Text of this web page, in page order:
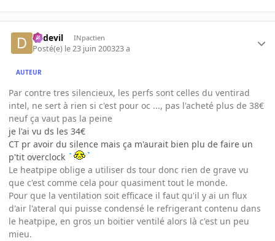
dadevil INpactien
Posté(e) le 23 juin 200323 a
AUTEUR
Par contre tres silencieux, les perfs sont celles du ventirad
intel, ne sert à rien si c'est pour oc ..., pas l'acheté plus de 38€
neuf ça vaut pas la peine
je l'ai vu ds les 34€
CT pr avoir du silence mais ça m'aurait bien plu de faire un
p'tit overclock
Le heatpipe oblige a utiliser ds tour donc rien de grave vu
que c'est comme cela pour quasiment tout le monde.
Pour que la ventilation soit efficace il faut qu'il y ai un flux
d'air l'ateral qui puisse condensé le refrigerant contenu dans
le heatpipe, en gros un boitier ventilé alors là c'est un peu
mieu.